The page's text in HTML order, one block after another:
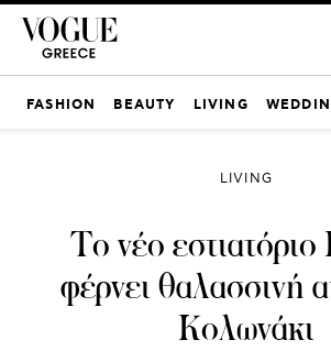
FASHION BEAUTY LIVING
LIVING
Το νέο
φέρνει θαλασσινή
Κολωνάκι